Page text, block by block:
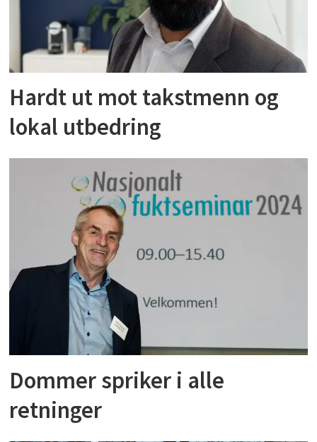
Hardt ut mot takstmenn og
lokal utbedring
Dommer spriker i alle
retninger